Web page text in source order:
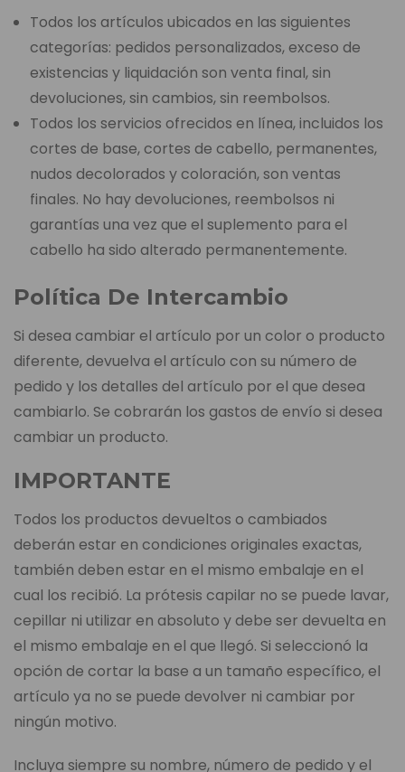
Todos los artículos ubicados en las siguientes
categorías: pedidos personalizados, exceso de
existencias y liquidación son venta final, sin
devoluciones, sin cambios, sin reembolsos.
Todos los servicios ofrecidos en línea, incluidos los
cortes de base, cortes de cabello, permanentes,
nudos decolorados y coloración, son ventas
finales. No hay devoluciones, reembolsos ni
garantías una vez que el suplemento para el
cabello ha sido alterado permanentemente.
Política De Intercambio
Si desea cambiar el artículo por un color o producto
diferente, devuelva el artículo con su número de
pedido y los detalles del artículo por el que desea
cambiarlo. Se cobrarán los gastos de envío si desea
cambiar un producto.
IMPORTANTE
Todos los productos devueltos o cambiados
deberán estar en condiciones originales exactas,
también deben estar en el mismo embalaje en el
cual los recibió. La prótesis capilar no se puede lavar,
cepillar ni utilizar en absoluto y debe ser devuelta en
el mismo embalaje en el que llegó. Si seleccionó la
opción de cortar la base a un tamaño específico, el
artículo ya no se puede devolver ni cambiar por
ningún motivo.
Incluya siempre su nombre, número de pedido y el